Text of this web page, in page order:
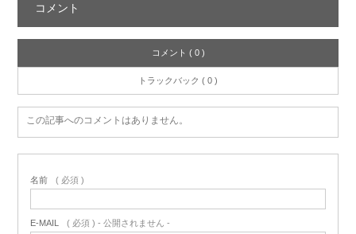
コメント
コメント ( 0 )
トラックバック ( 0 )
この記事へのコメントはありません。
名前 ( 必須 )
E-MAIL ( 必須 ) - 公開されません -